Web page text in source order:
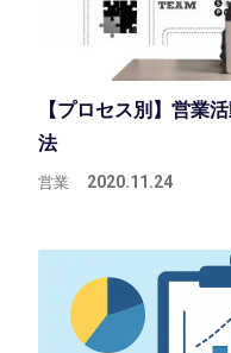
【プロセス別】営業
法
営業 2020.11.24